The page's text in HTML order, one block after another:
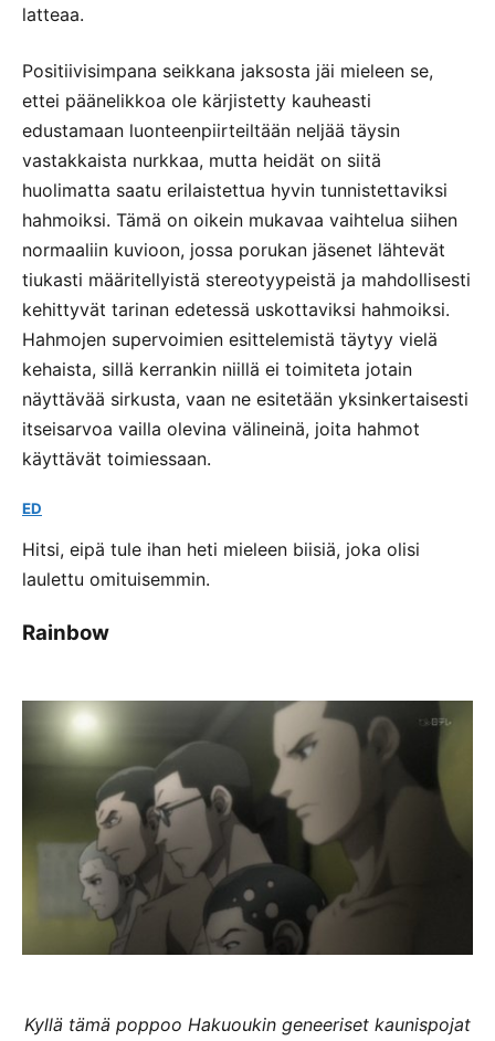
latteaa.
Positiivisimpana seikkana jaksosta jäi mieleen se,
ettei päänelikkoa ole kärjistetty kauheasti
edustamaan luonteenpiirteiltään neljää täysin
vastakkaista nurkkaa, mutta heidät on siitä
huolimatta saatu erilaistettua hyvin tunnistettaviksi
hahmoiksi. Tämä on oikein mukavaa vaihtelua siihen
normaaliin kuvioon, jossa porukan jäsenet lähtevät
tiukasti määritellyistä stereotyypeistä ja mahdollisesti
kehittyvät tarinan edetessä uskottaviksi hahmoiksi.
Hahmojen supervoimien esittelemistä täytyy vielä
kehaista, sillä kerrankin niillä ei toimiteta jotain
näyttävää sirkusta, vaan ne esitetään yksinkertaisesti
itseisarvoa vailla olevina välineinä, joita hahmot
käyttävät toimiessaan.
ED
Hitsi, eipä tule ihan heti mieleen biisiä, joka olisi
laulettu omituisemmin.
Rainbow
Kyllä tämä poppoo Hakuoukin geneeriset kaunispojat